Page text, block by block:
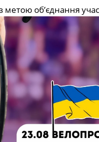
об’єднання